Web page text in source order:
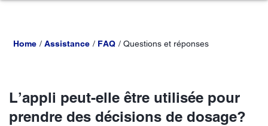
Home Assistance FAQ Questions et réponses
L’appli peut-elle être utilisée pour
prendre des décisions de dosage?